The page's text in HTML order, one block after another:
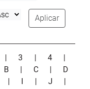
Aplicar
|3 | 4
|
B | C | D
| I | J
|